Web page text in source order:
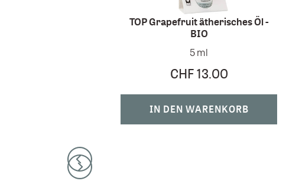
TOP Grapefruit ätherisches Öl -
BIO
5 ml
CHF 13.00
IN DEN WARENKORB